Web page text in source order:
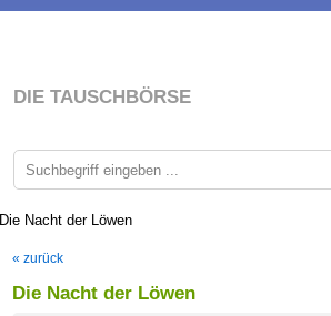
DIE TAUSCHBÖRSE
Die Nacht der Löwen
« zurück
Die Nacht der Löwen